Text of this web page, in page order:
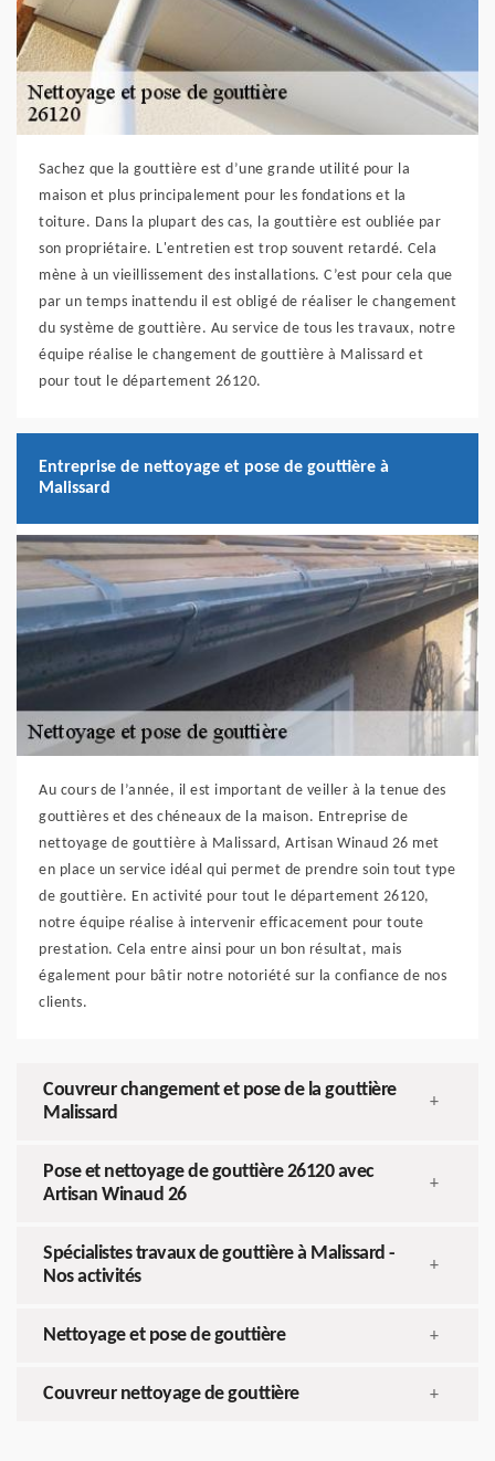
Sachez que la gouttière est d’une grande utilité pour la
maison et plus principalement pour les fondations et la
toiture. Dans la plupart des cas, la gouttière est oubliée par
son propriétaire. L'entretien est trop souvent retardé. Cela
mène à un vieillissement des installations. C’est pour cela que
par un temps inattendu il est obligé de réaliser le changement
du système de gouttière. Au service de tous les travaux, notre
équipe réalise le changement de gouttière à Malissard et
pour tout le département 26120.
Entreprise de nettoyage et pose de gouttière à
Malissard
Au cours de l’année, il est important de veiller à la tenue des
gouttières et des chéneaux de la maison. Entreprise de
nettoyage de gouttière à Malissard, Artisan Winaud 26 met
en place un service idéal qui permet de prendre soin tout type
de gouttière. En activité pour tout le département 26120,
notre équipe réalise à intervenir efficacement pour toute
prestation. Cela entre ainsi pour un bon résultat, mais
également pour bâtir notre notoriété sur la confiance de nos
clients.
Couvreur changement et pose de la gouttière
Malissard
+
Pose et nettoyage de gouttière 26120 avec
Artisan Winaud 26
+
Spécialistes travaux de gouttière à Malissard -
Nos activités
+
Nettoyage et pose de gouttière +
Couvreur nettoyage de gouttière +